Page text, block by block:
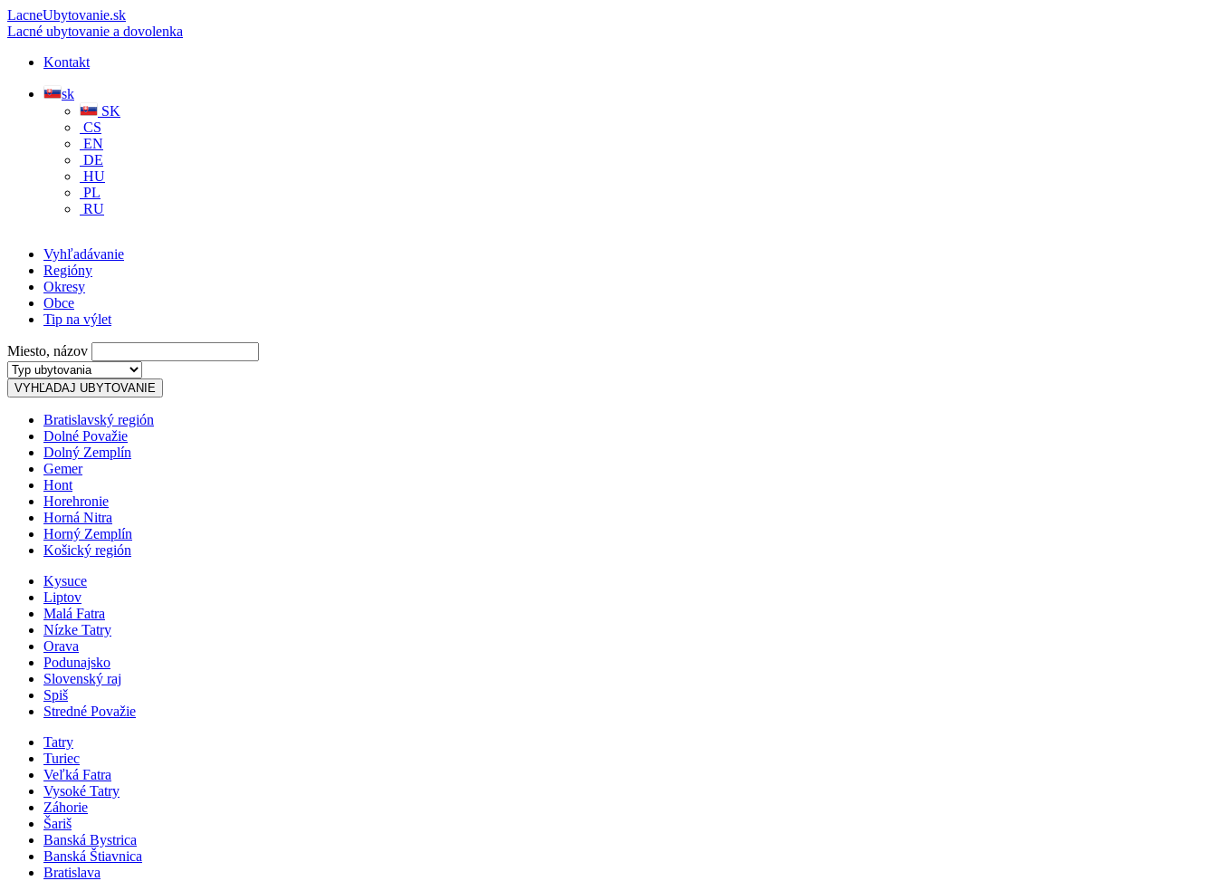
LacneUbytovanie.sk
Lacné ubytovanie a dovolenka
Kontakt
sk
SK
CS
EN
DE
HU
PL
RU
Vyhľadávanie
Regióny
Okresy
Obce
Tip na výlet
Miesto, názov
Bratislavský región
Dolné Považie
Dolný Zemplín
Gemer
Hont
Horehronie
Horná Nitra
Horný Zemplín
Košický región
Kysuce
Liptov
Malá Fatra
Nízke Tatry
Orava
Podunajsko
Slovenský raj
Spiš
Stredné Považie
Tatry
Turiec
Veľká Fatra
Vysoké Tatry
Záhorie
Šariš
Banská Bystrica
Banská Štiavnica
Bratislava